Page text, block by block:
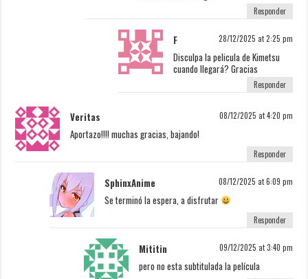
Responder
F 28/12/2025 at 2:25 pm
Disculpa la pelicula de Kimetsu
cuando llegará? Gracias
Responder
Veritas 08/12/2025 at 4:20 pm
Aportazo!!!! muchas gracias, bajando!
Responder
SphinxAnime 08/12/2025 at 6:09 pm
Se terminó la espera, a disfrutar
Responder
Mititin 09/12/2025 at 3:40 pm
pero no esta subtitulada la película